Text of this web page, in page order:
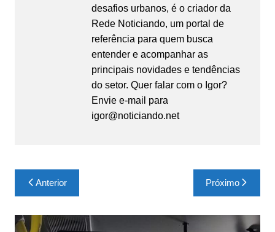
desafios urbanos, é o criador da
Rede Noticiando, um portal de
referência para quem busca
entender e acompanhar as
principais novidades e tendências
do setor. Quer falar com o Igor?
Envie e-mail para
igor@noticiando.net
Navegação
de
Post
Anterior Próximo